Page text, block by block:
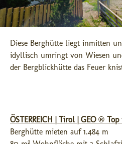
Diese Berghütte liegt inmitten
idyllisch umringt von Wiesen
der Bergblickhütte das Feuer
ÖSTERREICH | Tirol | GEO ® Top
Berghütte mieten auf 1.484 m